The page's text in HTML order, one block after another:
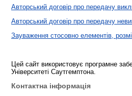
Авторський договір про передачу
Авторський договір про передачу
Зауваження стосовно елементів,
Цей сайт використовує програмне
Університеті Саутгемптона.
Контактна інформація